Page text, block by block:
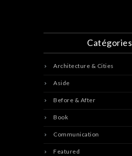
Catégories
Architecture & Cities
Aside
Before & After
Book
Communication
Featured